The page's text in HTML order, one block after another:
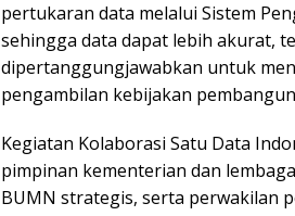
pertukaran data melalui Sistem
sehingga data dapat lebih akurat,
dipertanggungjawabkan untuk
pengambilan kebijakan
Kegiatan Kolaborasi Satu Data
pimpinan kementerian dan
BUMN strategis, serta perwakilan